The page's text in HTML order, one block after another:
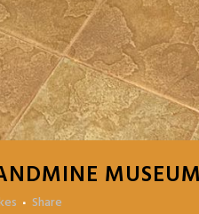
MUSEUM
Share